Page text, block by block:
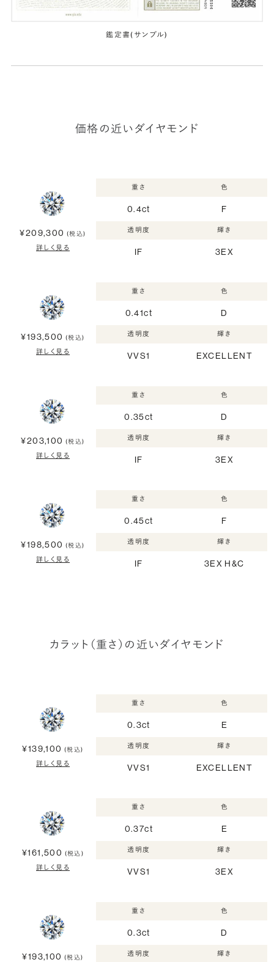
鑑定書(サンプル)
価格の近いダイヤモンド
¥209,300 (税込)
詳しく見る
重さ
0.4ct
色
F
透明度
IF
輝き
3EX
¥193,500 (税込)
詳しく見る
重さ
0.41ct
色
D
透明度
VVS1
輝き
EXCELLENT
¥203,100 (税込)
詳しく見る
重さ
0.35ct
色
D
透明度
IF
輝き
3EX
¥198,500 (税込)
詳しく見る
重さ
0.45ct
色
F
透明度
IF
輝き
3EX H&C
カラット（重さ）の近いダイヤモンド
¥139,100 (税込)
詳しく見る
重さ
0.3ct
色
E
透明度
VVS1
輝き
EXCELLENT
¥161,500 (税込)
詳しく見る
重さ
0.37ct
色
E
透明度
VVS1
輝き
3EX
¥193,100 (税込)
重さ
0.3ct
色
D
透明度 輝き